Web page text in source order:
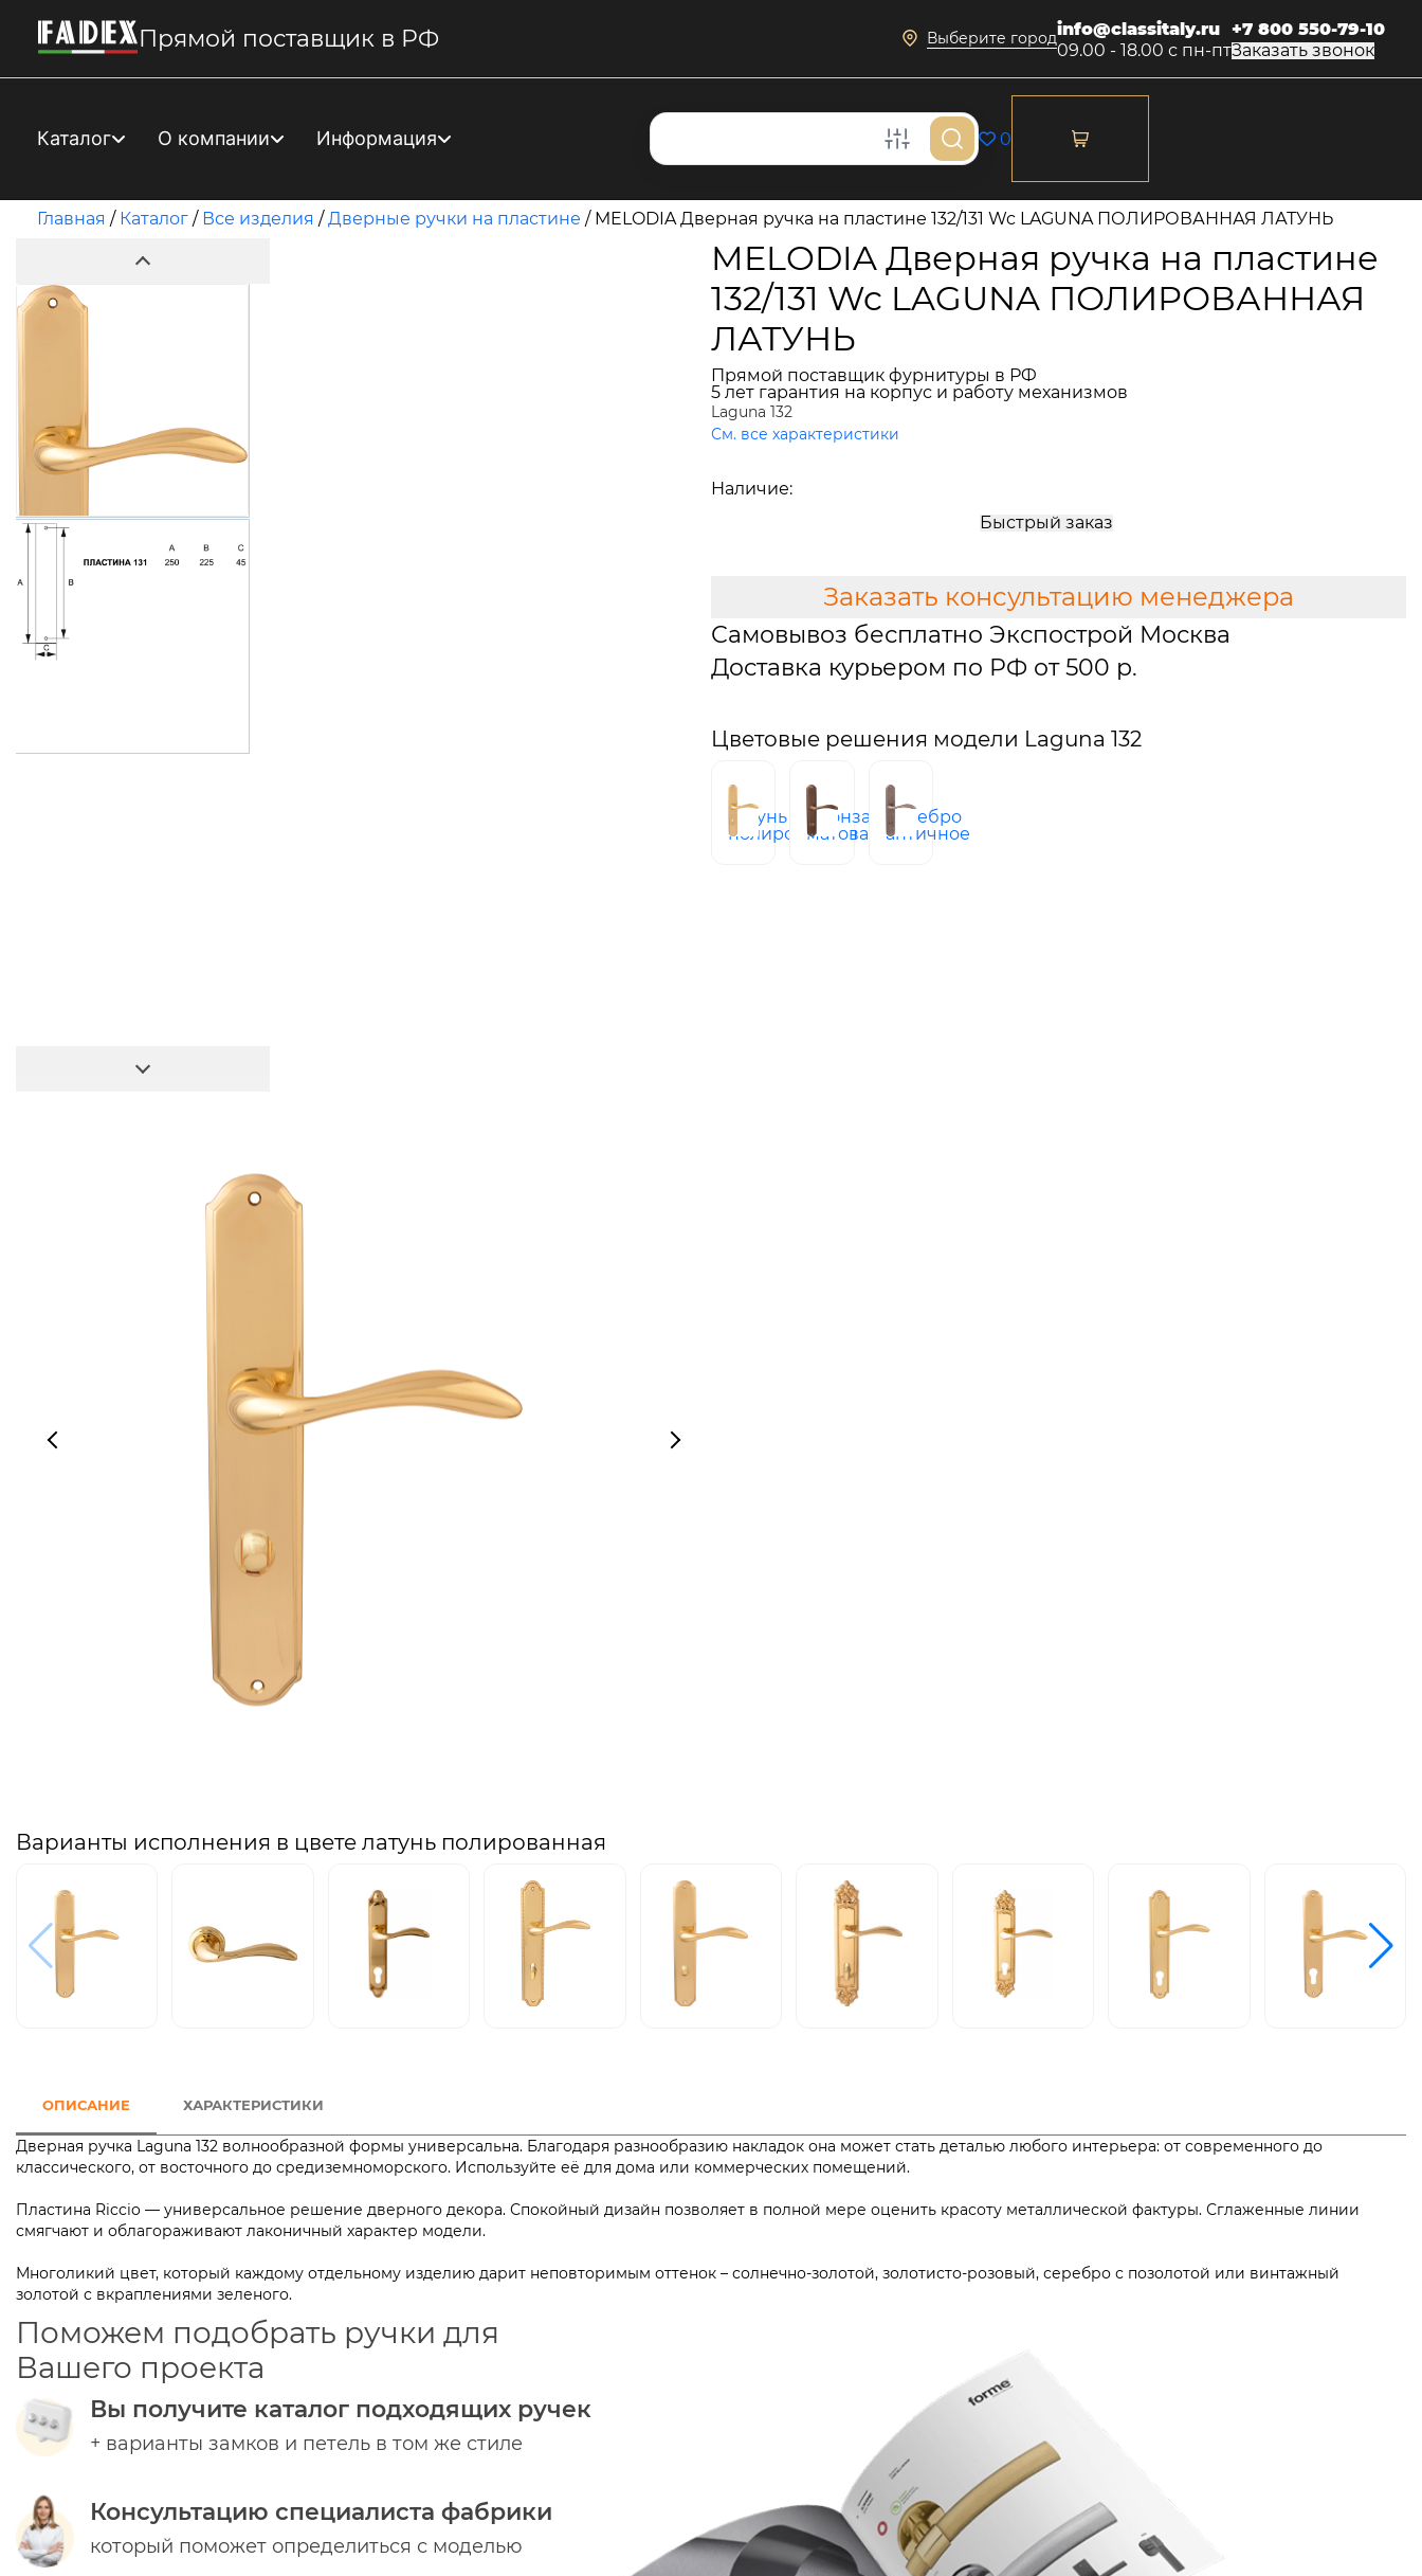
Прямой поставщик в РФ Выберите городinfo@classitaly.ru
09.00 - 18.00 с пн-пт
+7 800 550-79-10
Заказать звонок
Каталог О компании Информация 0
Главная / Каталог / Все изделия /Дверные ручки на пластине / MELODIA Дверная ручка на пластине 132/131 Wc LAGUNA ПОЛИРОВАННАЯ ЛАТУНЬ
MELODIA Дверная ручка на пластине
132/131 Wc LAGUNA ПОЛИРОВАННАЯ
ЛАТУНЬ
Прямой поставщик фурнитуры в РФ
5 лет гарантия на корпус и работу механизмов
Laguna 132
См. все характеристики
Наличие:
Быстрый заказ
Заказать консультацию менеджера
Самовывоз бесплатно Экспострой Москва
Доставка курьером по РФ от 500 р.
Цветовые решения модели Laguna 132
латунь
полированная
бронза
матовая
серебро
античное
Варианты исполнения в цвете латунь полированная
ОПИСАНИЕ ХАРАКТЕРИСТИКИ
Дверная ручка Laguna 132 волнообразной формы универсальна. Благодаря разнообразию накладок она может стать деталью любого интерьера: от современного до
классического, от восточного до средиземноморского. Используйте её для дома или коммерческих помещений.
Пластина Riccio — универсальное решение дверного декора. Спокойный дизайн позволяет в полной мере оценить красоту металлической фактуры. Сглаженные линии
смягчают и облагораживают лаконичный характер модели.
Многоликий цвет, который каждому отдельному изделию дарит неповторимым оттенок – солнечно-золотой, золотисто-розовый, серебро с позолотой или винтажный
золотой с вкраплениями зеленого.
Поможем подобрать ручки для
Вашего проекта
Вы получите каталог подходящих ручек
+ варианты замков и петель в том же стиле
Консультацию специалиста фабрики
который поможет определиться с моделью